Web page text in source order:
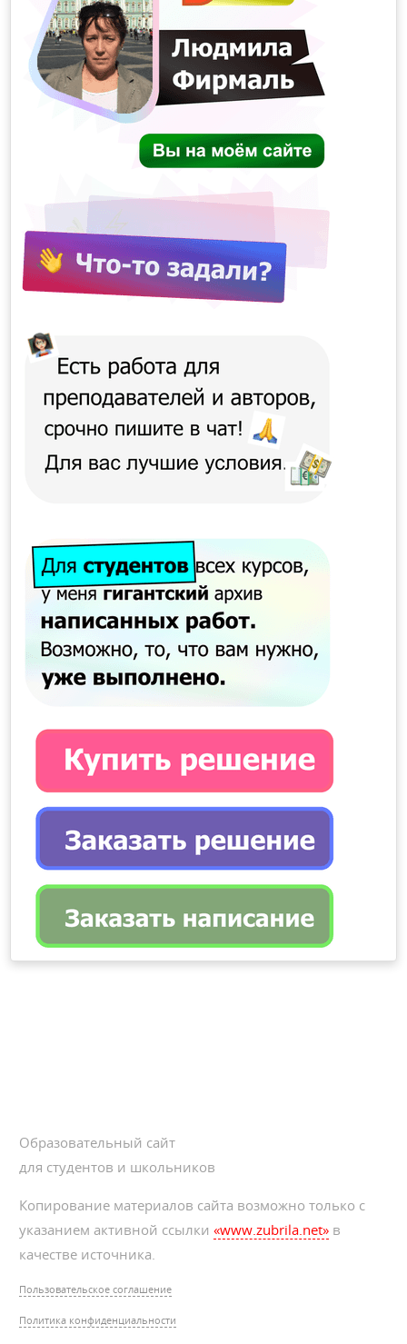
Образовательный сайт
для студентов и школьников
Копирование материалов сайта возможно только с
указанием активной ссылки«www.zubrila.net» в
качестве источника.
Пользовательское соглашение
Политика конфиденциальности